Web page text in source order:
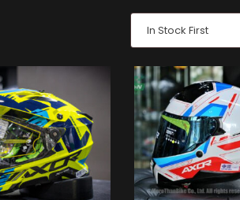
In Stock First